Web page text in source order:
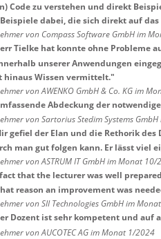
Code zu verstehen und direkt
dabei, die sich direkt auf
von Compass Software GmbH im
Tielke hat konnte ohne Probleme
unserer Anwendungen
hinaus Wissen vermittelt."
von AWENKO GmbH & Co. KG im
Abdeckung der
von Sartorius Stedim Systems
gefiel der Elan und die Rethorik des
man gut folgen kann. Er lässt viel
von ASTRUM IT GmbH im Monat 10/
that the lecturer was well
reason an improvement was
von SII Technologies GmbH im
Dozent ist sehr kompetent und auf
von AUCOTEC AG im Monat 1/2024